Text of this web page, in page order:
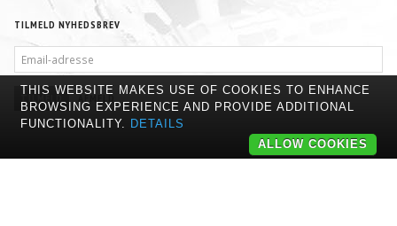
TILMELD NYHEDSBREV
ADRESSE
TILMELD AFMELD
THIS WEBSITE MAKES USE OF COOKIES TO ENHANCE
BROWSING EXPERIENCE AND PROVIDE ADDITIONAL
FUNCTIONALITY. DETAILS
ALLOW COOKIES